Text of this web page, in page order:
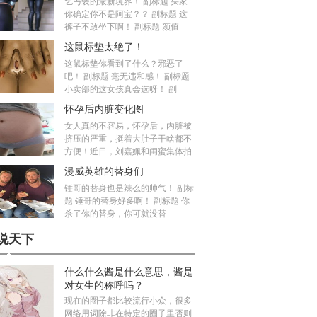
你确定你不是阿宝？？ 副标题 这
裤子不敢坐下啊！ 副标题 颜值
这鼠标垫太绝了！
这鼠标垫你看到了什么？邪恶了
吧！ 副标题 毫无违和感！ 副标题
小卖部的这女孩真会选呀！ 副
怀孕后内脏变化图
女人真的不容易，怀孕后，内脏被
挤压的严重，挺着大肚子干啥都不
方便！近日，刘嘉姵和闺蜜集体拍
漫威英雄的替身们
锤哥的替身也是辣么的帅气！ 副标
题 锤哥的替身好多啊！ 副标题 你
杀了你的替身，你可就没替
天下
什么什么酱是什么意思，酱是
对女生的称呼吗？
现在的圈子都比较流行小众，很多
网络用词除非在特定的圈子里否则